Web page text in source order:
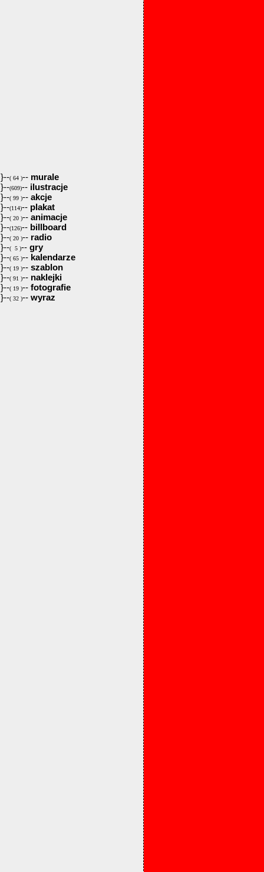
}--( 64 )-- murale
}--(609)-- ilustracje
}--( 99 )-- akcje
}--(114)-- plakat
}--( 20 )-- animacje
}--(126)-- billboard
}--( 20 )-- radio
}--( 5 )-- gry
}--( 65 )-- kalendarze
}--( 19 )-- szablon
}--( 91 )-- naklejki
}--( 19 )-- fotografie
}--( 32 )-- wyraz